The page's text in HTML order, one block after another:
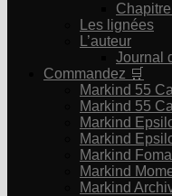
Les lignées
L’auteur
Journal
Commandez 🛒
Markind 55
Markind 55
Markind
Markind
Markind
Markind
Markind